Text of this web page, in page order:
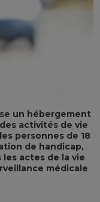
un hébergement
activités de vie
personnes de 18
de handicap,
actes de la vie
médicale